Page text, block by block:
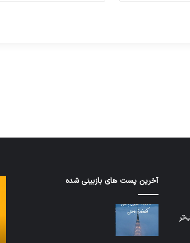
آخرین پست های بازبینی شده
کدام
پیام‌رسان
اطلاعات
کاربران
را